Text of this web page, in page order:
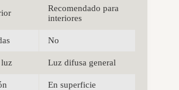
Recomendado para
interiores
No
luz Luz difusa general
En superficie